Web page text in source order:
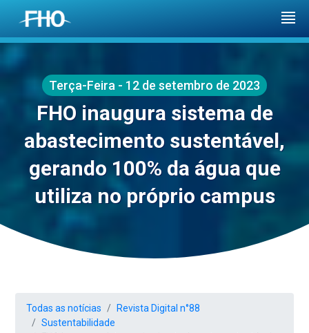
Terça-Feira - 12 de setembro de 2023
FHO inaugura sistema de
abastecimento sustentável,
gerando 100% da água que
utiliza no próprio campus
Todas as notícias
Revista Digital n°88
Sustentabilidade